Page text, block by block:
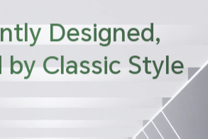
Designed,
by Classic Style